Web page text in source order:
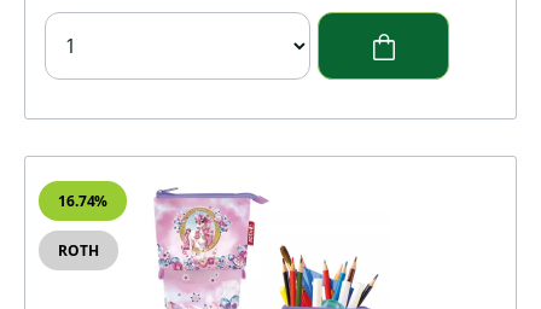
16.74%
ROTH